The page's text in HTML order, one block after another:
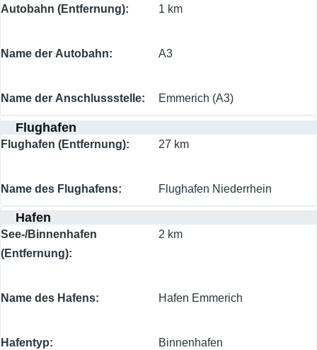
Autobahn (Entfernung) 1 km
Name der Autobahn A3
Name der Anschlussstelle Emmerich (A3)
Flughafen
Flughafen (Entfernung) 27 km
Name des Flughafens Flughafen Niederrhein
Hafen
See-/Binnenhafen
(Entfernung)
2 km
Name des Hafens Hafen Emmerich
Hafentyp Binnenhafen